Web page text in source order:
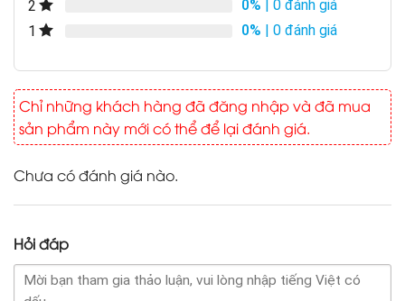
2
0% | 0 đánh giá
1
0% | 0 đánh giá
Chỉ những khách hàng đã đăng nhập và đã mua
sản phẩm này mới có thể để lại đánh giá.
Chưa có đánh giá nào.
Hỏi đáp